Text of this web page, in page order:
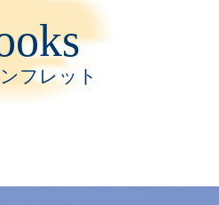
フレット